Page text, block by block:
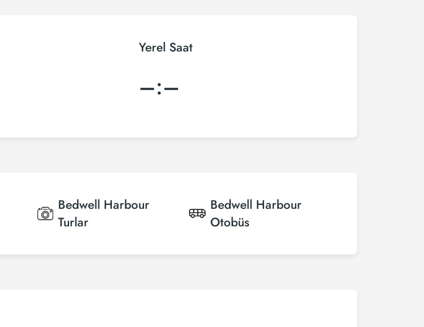
Yerel Saat
–:–
Bedwell Harbour
Turlar
Bedwell Harbour
Otobüs